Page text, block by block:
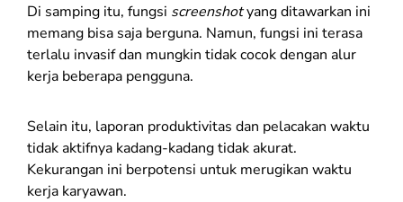
Di samping itu, fungsi screenshotyang ditawarkan ini
memang bisa saja berguna. Namun, fungsi ini terasa
terlalu invasif dan mungkin tidak cocok dengan alur
kerja beberapa pengguna.
Selain itu, laporan produktivitas dan pelacakan waktu
tidak aktifnya kadang-kadang tidak akurat.
Kekurangan ini berpotensi untuk merugikan waktu
kerja karyawan.